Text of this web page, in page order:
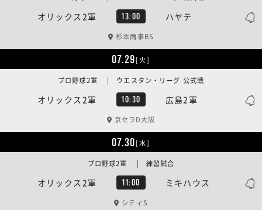
オリックス2軍 13:00 ハヤテ
杉本商事BS
07.29[火]
オリックス2軍 10:30 広島2軍
プロ野球2軍 | ウエスタン・リーグ 公式戦
京セラD大阪
07.30[水]
オリックス2軍 11:00 ミキハウス
プロ野球2軍 | 練習試合
シティS